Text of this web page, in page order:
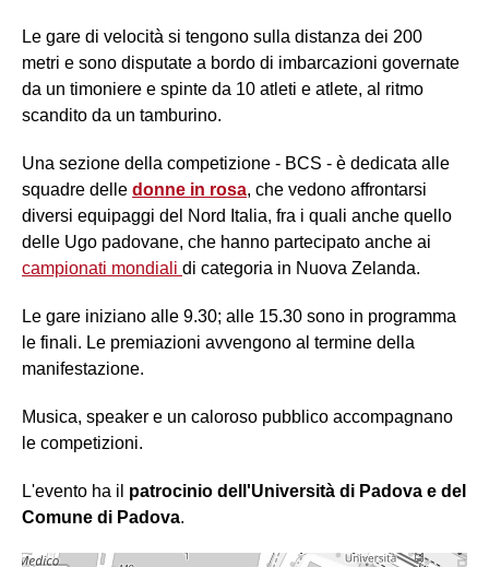
Le gare di velocità si tengono sulla distanza dei 200
metri e sono disputate a bordo di imbarcazioni governate
da un timoniere e spinte da 10 atleti e atlete, al ritmo
scandito da un tamburino.
Una sezione della competizione - BCS - è dedicata alle
squadre delle donne in rosa, che vedono affrontarsi
diversi equipaggi del Nord Italia, fra i quali anche quello
delle Ugo padovane, che hanno partecipato anche ai
campionati mondiali di categoria in Nuova Zelanda.
Le gare iniziano alle 9.30; alle 15.30 sono in programma
le finali. Le premiazioni avvengono al termine della
manifestazione.
Musica, speaker e un caloroso pubblico accompagnano
le competizioni.
L'evento ha il patrocinio dell'Università di Padova e del
Comune di Padova.